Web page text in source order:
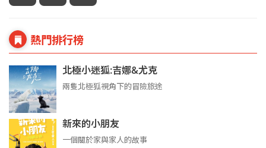
熱門排行榜
北極小迷狐:吉娜&尤克
兩隻北極狐視角下的冒險旅途
新來的小朋友
一個關於家與家人的故事